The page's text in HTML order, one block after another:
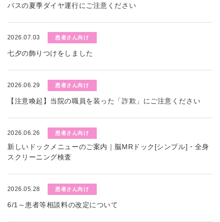
バスの夏季ダイヤ運行にご注意ください
2026.07.03 患者さん向け
七夕の飾りつけをしました
2026.06.29 患者さん向け
【注意喚起】当院の職員を装った「詐欺」にご注意ください
2026.06.26 患者さん向け
新しいドックメニューのご案内｜脳MRドック[シンプル]・全身
スクリーニング検査
2026.05.28 患者さん向け
6/1～患者等相談料の改定について